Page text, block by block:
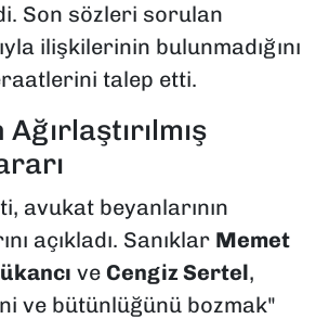
Son sözleri sorulan
ilişkilerinin bulunmadığını
talep etti.
avukat beyanlarının
açıkladı. Sanıklar Memet
ve Cengiz Sertel,
ve bütünlüğünü bozmak"